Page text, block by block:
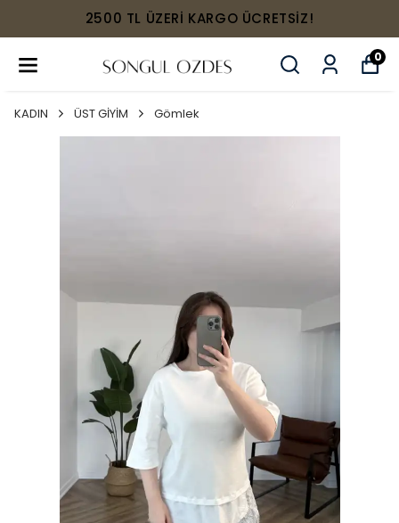
2500 TL ÜZERİ KARGO ÜCRETSİZ!
0
KADIN ÜST GİYİM Gömlek